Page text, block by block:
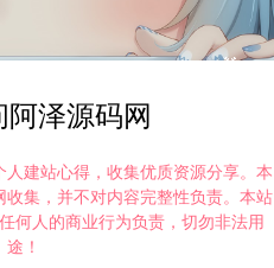
泽源码网
建站心得，收集优质资源分享。本
集，并不对内容完整性负责。本站
何人的商业行为负责，切勿非法用
途！